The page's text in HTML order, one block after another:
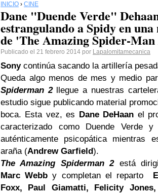
INICIO › CINE
Dane "Duende Verde"
estrangulando a Spidy en una
de 'The Amazing Spider-Man
Publicado el 21 febrero 2014 por Lapalomitamecanica
Sonycontinúa sacando la artillería
Queda algo menos de mes y medio
Spiderman 2llegue a nuestras
estudio sigue publicando material
boca. Esta vez, es Dane DeHaan el
caracterizado como Duende Verde
auténticamente psicopática mientras
araña (Andrew Garfield).
The Amazing Spiderman 2está
Marc Webb y completan el reparto
Foxx, Paul Giamatti, Felicity